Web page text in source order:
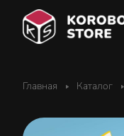
Главная Каталог